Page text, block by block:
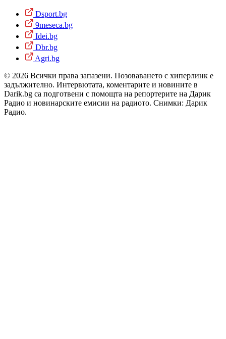
Dsport.bg
9meseca.bg
Idei.bg
Dbr.bg
Agri.bg
© 2026 Всички права запазени. Позоваването с хиперлинк е
задължително. Интервютата, коментарите и новините в
Darik.bg са подготвени с помощта на репортерите на Дарик
Радио и новинарските емисии на радиото. Снимки: Дарик
Радио.